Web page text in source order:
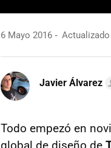
6 Mayo 2016 Actualizado
Javier Álvarez
Todo empezó en